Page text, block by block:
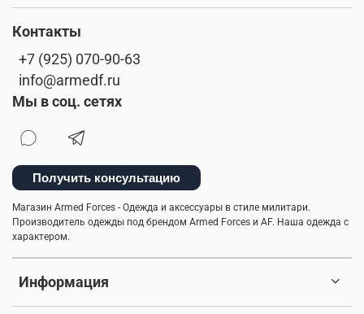
Информация
Контакты
+7 (925) 070-90-63
info@armedf.ru
Мы в соц. сетях
Получить консультацию
Магазин Armed Forces - Одежда и аксессуары в стиле милитари.
Производитель одежды под брендом Armed Forces и AF. Наша одежда с
характером.